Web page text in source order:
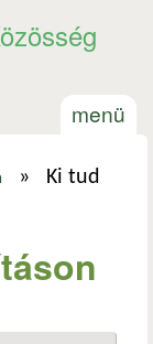
menü
»
Ki tud